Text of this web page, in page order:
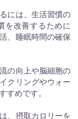
には、生活習慣の
を改善するために
、睡眠時間の確保
の向上や脳細胞の
クリングやウォー
すめです。
、摂取カロリーを